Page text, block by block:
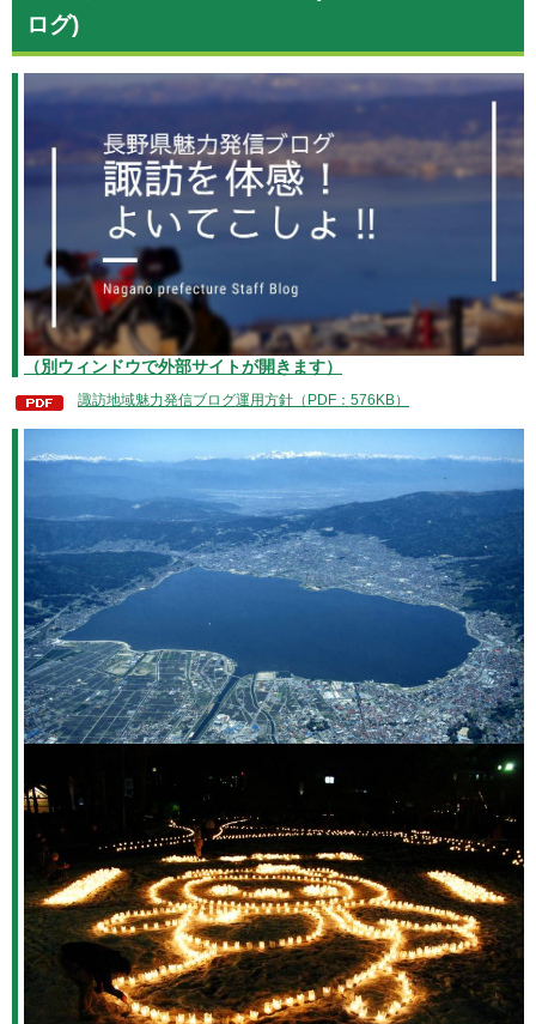
ログ)
（別ウィンドウで外部サイトが開きます）
諏訪地域魅力発信ブログ運用方針（PDF：576KB）